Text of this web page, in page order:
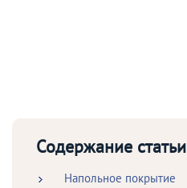
Содержание статьи
Напольное покрытие